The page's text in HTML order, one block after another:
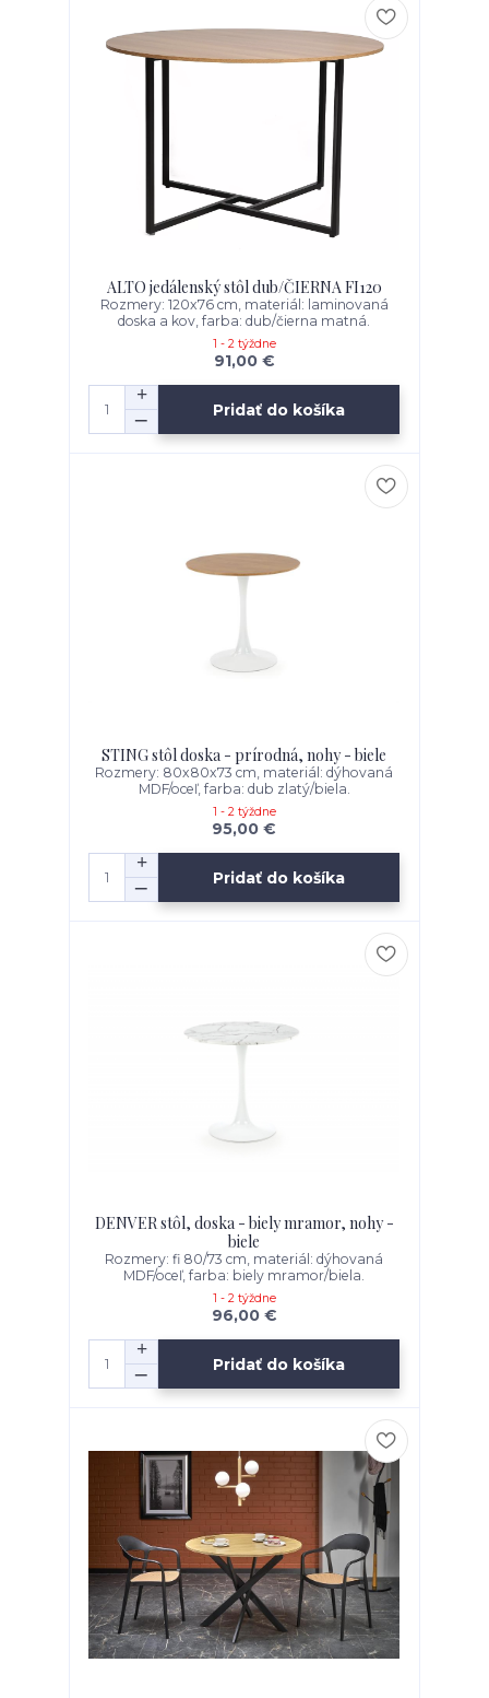
ALTO jedálenský stôl dub/ČIERNA FI120
Rozmery: 120x76 cm, materiál: laminovaná
doska a kov, farba: dub/čierna matná.
91,00 €
1 - 2 týždne
Pridať do košíka
STING stôl doska - prírodná, nohy - biele
Rozmery: 80x80x73 cm, materiál: dýhovaná
MDF/oceľ, farba: dub zlatý/biela.
95,00 €
1 - 2 týždne
Pridať do košíka
DENVER stôl, doska - biely mramor, nohy -
biele
Rozmery: fi 80/73 cm, materiál: dýhovaná
MDF/oceľ, farba: biely mramor/biela.
96,00 €
1 - 2 týždne
Pridať do košíka